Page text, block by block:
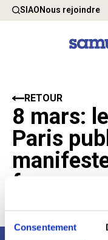
Consentement
SIAONous rejoindre
8 mars:
Paris
femmes
RETOUR